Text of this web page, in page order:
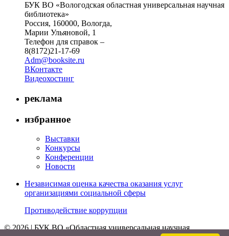
БУК ВО «Вологодская областная универсальная научная
библиотека»
Россия, 160000, Вологда,
Марии Ульяновой, 1
Телефон для справок –
8(8172)21-17-69
Adm@booksite.ru
ВКонтакте
Видеохостинг
реклама
избранное
Выставки
Конкурсы
Конференции
Новости
Независимая оценка качества оказания услуг
организациями социальной сферы
Противодействие коррупции
© 2026 | БУК ВО «Областная универсальная научная